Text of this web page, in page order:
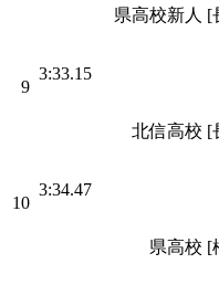
県高校新人 [
9
3:33.15
北信高校 [
10
3:34.47
県高校 [